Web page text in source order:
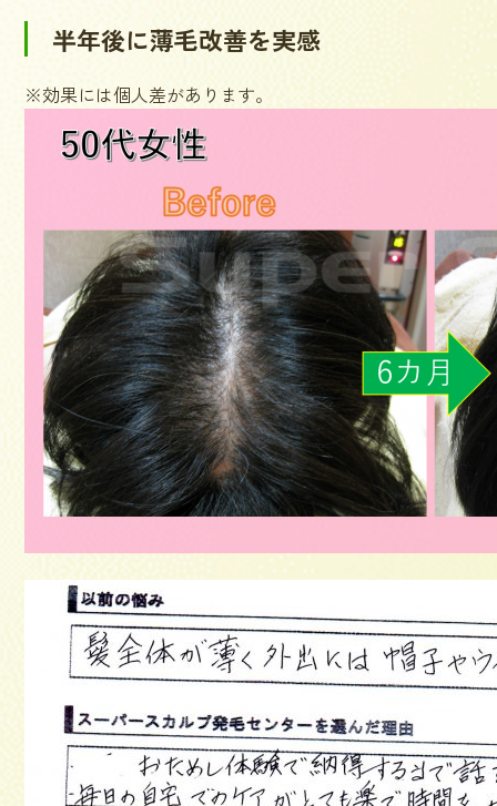
半年後に薄毛改善を実感
※効果には個人差があります。